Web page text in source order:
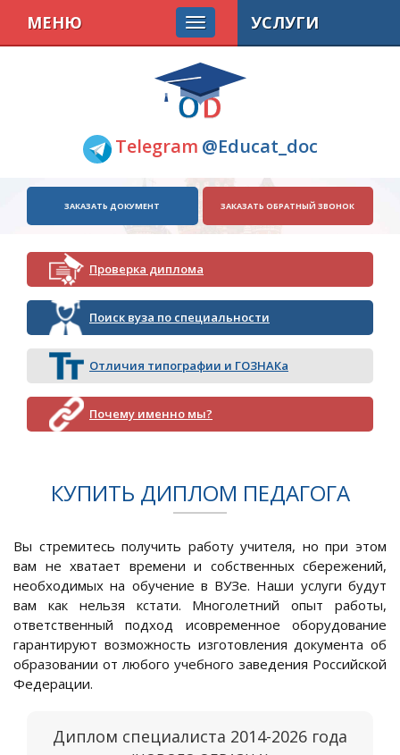
Telegram @Educat_doc
МЕНЮ
ЗАКАЗАТЬ ДОКУМЕНТ ЗАКАЗАТЬ ОБРАТНЫЙ ЗВОНОК
Проверка диплома
Поиск вуза по специальности
Отличия типографии и ГОЗНАКа
Почему именно мы?
УСЛУГИ
КУПИТЬ ДИПЛОМ ПЕДАГОГА
Вы стремитесь получить работу учителя, но при этом
вам не хватает времени и собственных сбережений,
необходимых на обучение в ВУЗе. Наши услуги будут
вам как нельзя кстати. Многолетний опыт работы,
ответственный подход исовременное оборудование
гарантируют возможность изготовления документа об
образовании от любого учебного заведения Российской
Федерации.
Диплом специалиста 2014-2026 года